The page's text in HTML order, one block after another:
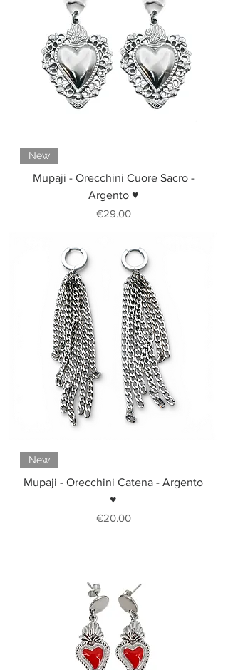
New
Mupaji - Orecchini Cuore Sacro -
Argento ♥
Price
€29.00
New
Mupaji - Orecchini Catena - Argento
♥
Price
€20.00